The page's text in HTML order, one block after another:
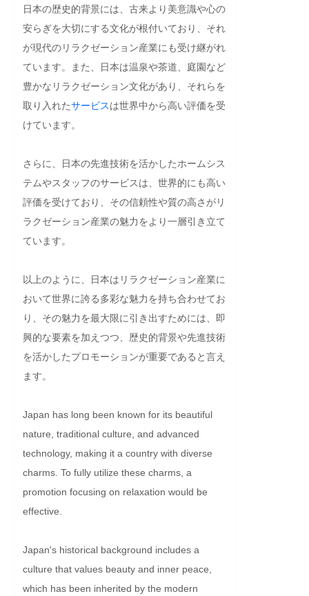
日本の歴史的背景には、古来より美意識や心の
安らぎを大切にする文化が根付いており、それ
が現代のリラクゼーション産業にも受け継がれ
ています。また、日本は温泉や茶道、庭園など
豊かなリラクゼーション文化があり、それらを
取り入れたサービスは世界中から高い評価を受
けています。
さらに、日本の先進技術を活かしたホームシス
テムやスタッフのサービスは、世界的にも高い
評価を受けており、その信頼性や質の高さがリ
ラクゼーション産業の魅力をより一層引き立て
ています。
以上のように、日本はリラクゼーション産業に
おいて世界に誇る多彩な魅力を持ち合わせてお
り、その魅力を最大限に引き出すためには、即
興的な要素を加えつつ、歴史的背景や先進技術
を活かしたプロモーションが重要であると言え
ます。
Japan has long been known for its beautiful
nature, traditional culture, and advanced
technology, making it a country with diverse
charms. To fully utilize these charms, a
promotion focusing on relaxation would be
effective.
Japan's historical background includes a
culture that values beauty and inner peace,
which has been inherited by the modern